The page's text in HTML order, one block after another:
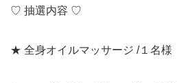
♡ 抽選内容 ♡
★ 全身オイルマッサージ /１名様